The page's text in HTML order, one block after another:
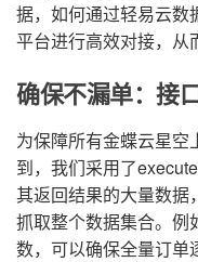
据，如何通过轻易云数
平台进行高效对接，从
确保不漏单：接
为保障所有金蝶云星空
到，我们采用了
其返回结果的大量数据
抓取整个数据集合。例
数，可以确保全量订单